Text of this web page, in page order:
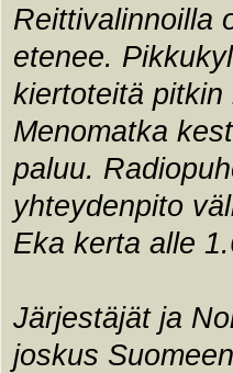
Reittivalinnoilla
etenee.
kiertoteitä pitkin
Menomatka
paluu.
yhteydenpito
Eka kerta alle
Järjestäjät ja
joskus